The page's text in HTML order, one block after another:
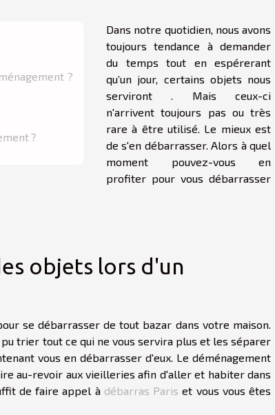
?
?
Dans notre quotidien, nous avons
toujours tendance à demander
du temps tout en espérerant
qu’un jour, certains objets nous
serviront . Mais ceux-ci
n'arrivent toujours pas ou très
rare à être utilisé. Le mieux est
de s'en débarrasser. Alors à quel
moment pouvez-vous en
profiter pour vous débarrasser
objets lors d'un
se débarrasser de tout bazar dans votre maison.
trier tout ce qui ne vous servira plus et les séparer
vous en débarrasser d'eux. Le déménagement
au-revoir aux vieilleries afin d'aller et habiter dans
de faire appel à débarras Paris et vous vous êtes